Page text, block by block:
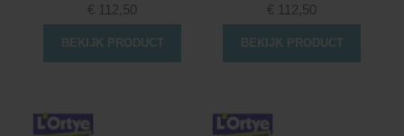
€ 112,50
BEKIJK PRODUCT
€ 112,50
BEKIJK PRODUCT